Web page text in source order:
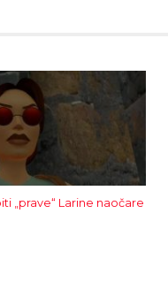
„prave“ Larine naočare